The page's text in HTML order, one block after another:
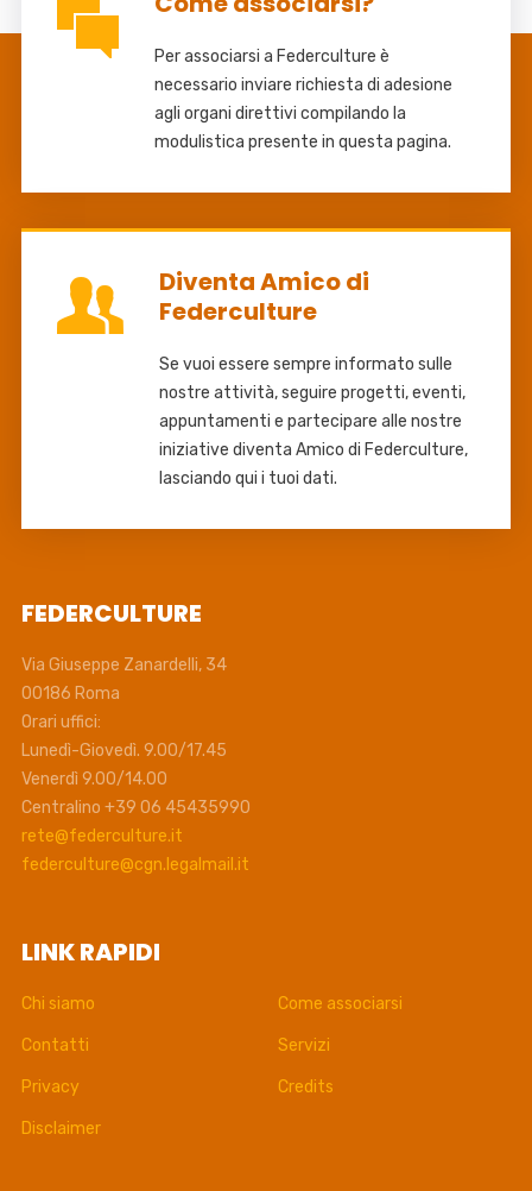
Per associarsi a Federculture è
necessario inviare richiesta di adesione
agli organi direttivi compilando la
modulistica presente in questa pagina.
Diventa Amico di
Federculture
Se vuoi essere sempre informato sulle
nostre attività, seguire progetti, eventi,
appuntamenti e partecipare alle nostre
iniziative diventa Amico di Federculture,
lasciando qui i tuoi dati.
FEDERCULTURE
Via Giuseppe Zanardelli, 34
00186 Roma
Orari uffici:
Lunedì-Giovedì. 9.00/17.45
Venerdì 9.00/14.00
Centralino +39 06 45435990
rete@federculture.it
federculture@cgn.legalmail.it
LINK RAPIDI
Chi siamo Come associarsi
Contatti Servizi
Privacy Credits
Disclaimer